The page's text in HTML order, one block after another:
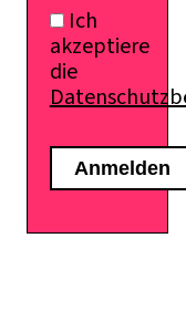
Ich
akzeptiere
die